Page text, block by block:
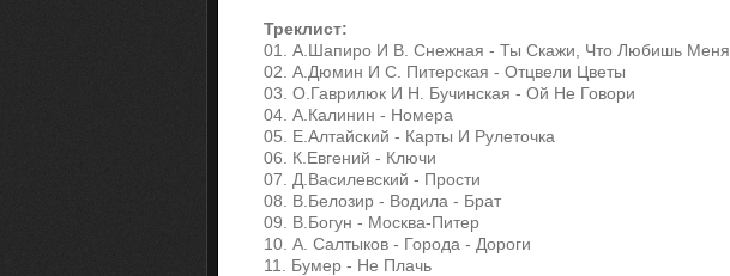
Треклист:
01. А.Шапиро И В. Снежная - Ты Скажи, Что Любишь Меня
02. А.Дюмин И С. Питерская - Отцвели Цветы
03. О.Гаврилюк И Н. Бучинская - Ой Не Говори
04. А.Калинин - Номера
05. Е.Алтайский - Карты И Рулеточка
06. К.Евгений - Ключи
07. Д.Василевский - Прости
08. В.Белозир - Водила - Брат
09. В.Богун - Москва-Питер
10. А. Салтыков - Города - Дороги
11. Бумер - Не Плачь